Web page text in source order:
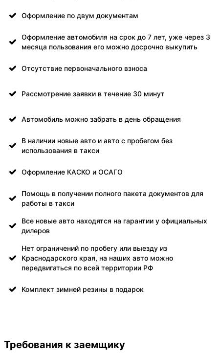
Оформление по двум документам
Оформление автомобиля на срок до 7 лет, уже через 3
месяца пользования его можно досрочно выкупить
Отсутствие первоначального взноса
Рассмотрение заявки в течение 30 минут
Автомобиль можно забрать в день обращения
В наличии новые авто и авто с пробегом без
использования в такси
Оформление КАСКО и ОСАГО
Помощь в получении полного пакета документов для
работы в такси
Все новые авто находятся на гарантии у официальных
дилеров
Нет ограничений по пробегу или выезду из
Краснодарского края, на наших авто можно
передвигаться по всей территории РФ
Комплект зимней резины в подарок
Требования к заемщику